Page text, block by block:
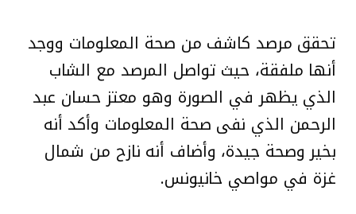
تحقق مرصد كاشف من صحة المعلومات ووجد
أنها ملفقة، حيث تواصل المرصد مع الشاب
الذي يظهر في الصورة وهو معتز حسان عبد
الرحمن الذي نفى صحة المعلومات وأكد أنه
بخير وصحة جيدة، وأضاف أنه نازح من شمال
غزة في مواصي خانيونس.